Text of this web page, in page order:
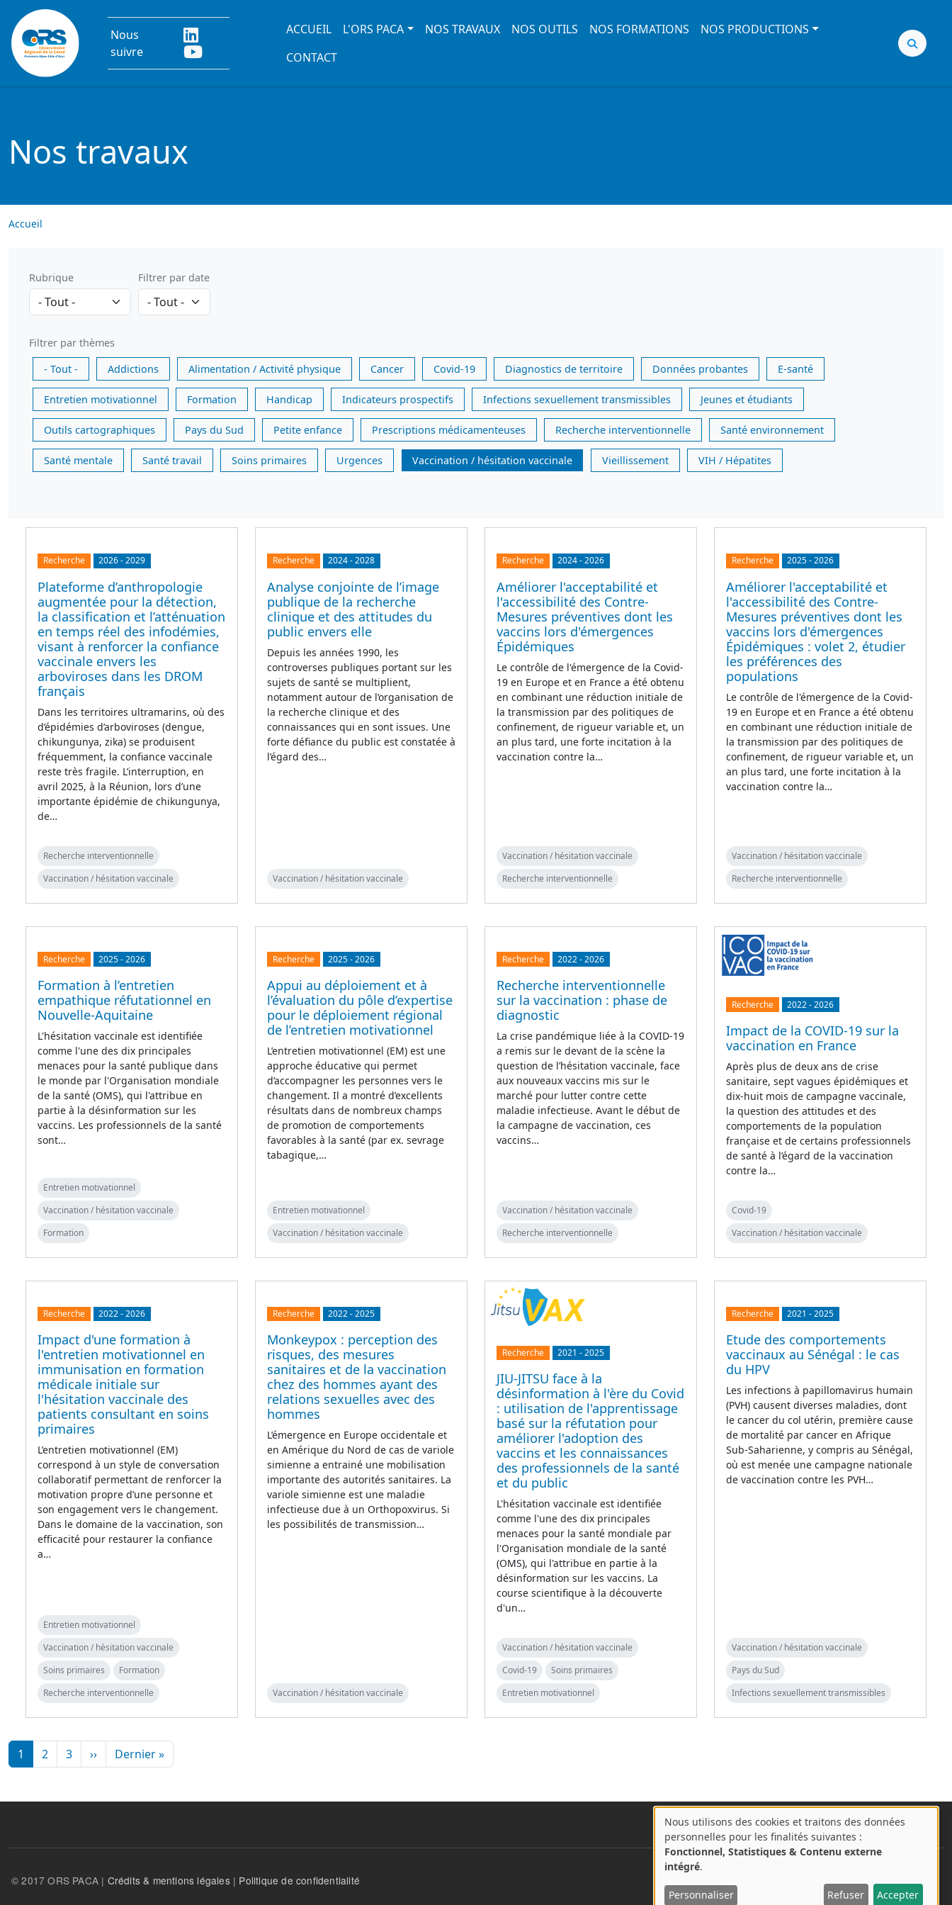
Aller au contenu principal
Nous
suivre
Main navigation
ACCUEIL L'ORS PACA NOS TRAVAUX NOS OUTILS NOS FORMATIONS
NOS PRODUCTIONS
CONTACT
Nos travaux
Accueil
Rubrique Filtrer par date
Filtrer par thèmes
- Tout -
Addictions Alimentation / Activité physique Cancer Covid-19 Diagnostics de territoire Données probantes E-santé
Entretien motivationnel Formation Handicap Indicateurs prospectifs Infections sexuellement transmissibles Jeunes et étudiants
Outils cartographiques Pays du Sud Petite enfance Prescriptions médicamenteuses Recherche interventionnelle Santé environnement
Santé mentale Santé travail Soins primaires Urgences Vaccination / hésitation vaccinale Vieillissement VIH / Hépatites
Recherche 2026-2029
Plateforme d’anthropologie
augmentée pour la détection,
la classification et l’atténuation
en temps réel des infodémies,
visant à renforcer la confiance
vaccinale envers les
arboviroses dans les DROM
français
Dans les territoires ultramarins, où des
d’épidémies d’arboviroses (dengue,
chikungunya, zika) se produisent
fréquemment, la confiance vaccinale
reste très fragile. L’interruption, en
avril 2025, à la Réunion, lors d’une
importante épidémie de chikungunya,
de…
Recherche interventionnelle
Vaccination / hésitation vaccinale
Recherche 2024-2028
Analyse conjointe de l’image
publique de la recherche
clinique et des attitudes du
public envers elle
Depuis les années 1990, les
controverses publiques portant sur les
sujets de santé se multiplient,
notamment autour de l’organisation de
la recherche clinique et des
connaissances qui en sont issues. Une
forte défiance du public est constatée à
l’égard des…
Vaccination / hésitation vaccinale
Recherche 2024-2026
Améliorer l'acceptabilité et
l'accessibilité des Contre-
Mesures préventives dont les
vaccins lors d'émergences
Épidémiques
Le contrôle de l'émergence de la Covid-
19 en Europe et en France a été obtenu
en combinant une réduction initiale de
la transmission par des politiques de
confinement, de rigueur variable et, un
an plus tard, une forte incitation à la
vaccination contre la…
Vaccination / hésitation vaccinale
Recherche interventionnelle
Recherche 2025-2026
Améliorer l'acceptabilité et
l'accessibilité des Contre-
Mesures préventives dont les
vaccins lors d'émergences
Épidémiques : volet 2, étudier
les préférences des
populations
Le contrôle de l'émergence de la Covid-
19 en Europe et en France a été obtenu
en combinant une réduction initiale de
la transmission par des politiques de
confinement, de rigueur variable et, un
an plus tard, une forte incitation à la
vaccination contre la…
Vaccination / hésitation vaccinale
Recherche interventionnelle
Recherche 2025-2026
Formation à l’entretien
empathique réfutationnel en
Nouvelle-Aquitaine
L'hésitation vaccinale est identifiée
comme l'une des dix principales
menaces pour la santé publique dans
le monde par l'Organisation mondiale
de la santé (OMS), qui l'attribue en
partie à la désinformation sur les
vaccins. Les professionnels de la santé
sont…
Entretien motivationnel
Vaccination / hésitation vaccinale
Formation
Recherche 2025-2026
Appui au déploiement et à
l’évaluation du pôle d’expertise
pour le déploiement régional
de l’entretien motivationnel
L’entretien motivationnel (EM) est une
approche éducative qui permet
d’accompagner les personnes vers le
changement. Il a montré d’excellents
résultats dans de nombreux champs
de promotion de comportements
favorables à la santé (par ex. sevrage
tabagique,…
Entretien motivationnel
Vaccination / hésitation vaccinale
Recherche 2022-2026
Recherche interventionnelle
sur la vaccination : phase de
diagnostic
La crise pandémique liée à la COVID-19
a remis sur le devant de la scène la
question de l’hésitation vaccinale, face
aux nouveaux vaccins mis sur le
marché pour lutter contre cette
maladie infectieuse. Avant le début de
la campagne de vaccination, ces
vaccins…
Vaccination / hésitation vaccinale
Recherche interventionnelle
Recherche 2022-2026
Impact de la COVID-19 sur la
vaccination en France
Après plus de deux ans de crise
sanitaire, sept vagues épidémiques et
dix-huit mois de campagne vaccinale,
la question des attitudes et des
comportements de la population
française et de certains professionnels
de santé à l’égard de la vaccination
contre la…
Covid-19
Vaccination / hésitation vaccinale
Recherche 2022-2026
Impact d'une formation à
l'entretien motivationnel en
immunisation en formation
médicale initiale sur
l'hésitation vaccinale des
patients consultant en soins
primaires
L’entretien motivationnel (EM)
correspond à un style de conversation
collaboratif permettant de renforcer la
motivation propre d’une personne et
son engagement vers le changement.
Dans le domaine de la vaccination, son
efficacité pour restaurer la confiance
a…
Entretien motivationnel
Vaccination / hésitation vaccinale
Soins primaires
Formation
Recherche interventionnelle
Recherche 2022-2025
Monkeypox : perception des
risques, des mesures
sanitaires et de la vaccination
chez des hommes ayant des
relations sexuelles avec des
hommes
L’émergence en Europe occidentale et
en Amérique du Nord de cas de variole
simienne a entrainé une mobilisation
importante des autorités sanitaires. La
variole simienne est une maladie
infectieuse due à un Orthopoxvirus. Si
les possibilités de transmission…
Vaccination / hésitation vaccinale
Recherche 2021 -2025
JIU-JITSU face à la
désinformation à l'ère du Covid
: utilisation de l'apprentissage
basé sur la réfutation pour
améliorer l'adoption des
vaccins et les connaissances
des professionnels de la santé
et du public
L'hésitation vaccinale est identifiée
comme l'une des dix principales
menaces pour la santé mondiale par
l'Organisation mondiale de la santé
(OMS), qui l'attribue en partie à la
désinformation sur les vaccins. La
course scientifique à la découverte
d'un…
Vaccination / hésitation vaccinale
Covid-19
Soins primaires
Entretien motivationnel
Recherche 2021 -2025
Etude des comportements
vaccinaux au Sénégal : le cas
du HPV
Les infections à papillomavirus humain
(PVH) causent diverses maladies, dont
le cancer du col utérin, première cause
de mortalité par cancer en Afrique
Sub-Saharienne, y compris au Sénégal,
où est menée une campagne nationale
de vaccination contre les PVH…
Vaccination / hésitation vaccinale
Pays du Sud
Infections sexuellement transmissibles
Pagination
1 2 3 ››Page suivante
Dernier »Dernière page
© 2017 ORS PACA | Crédits & mentions légales| Politique de confidentialité User account menu
Se connecter
A
propos
des
cookies
sur
Nous utilisons des cookies et traitons des données
personnelles pour les finalités suivantes :
Fonctionnel, Statistiques & Contenu externe
intégré.
Personnaliser Refuser Accepter